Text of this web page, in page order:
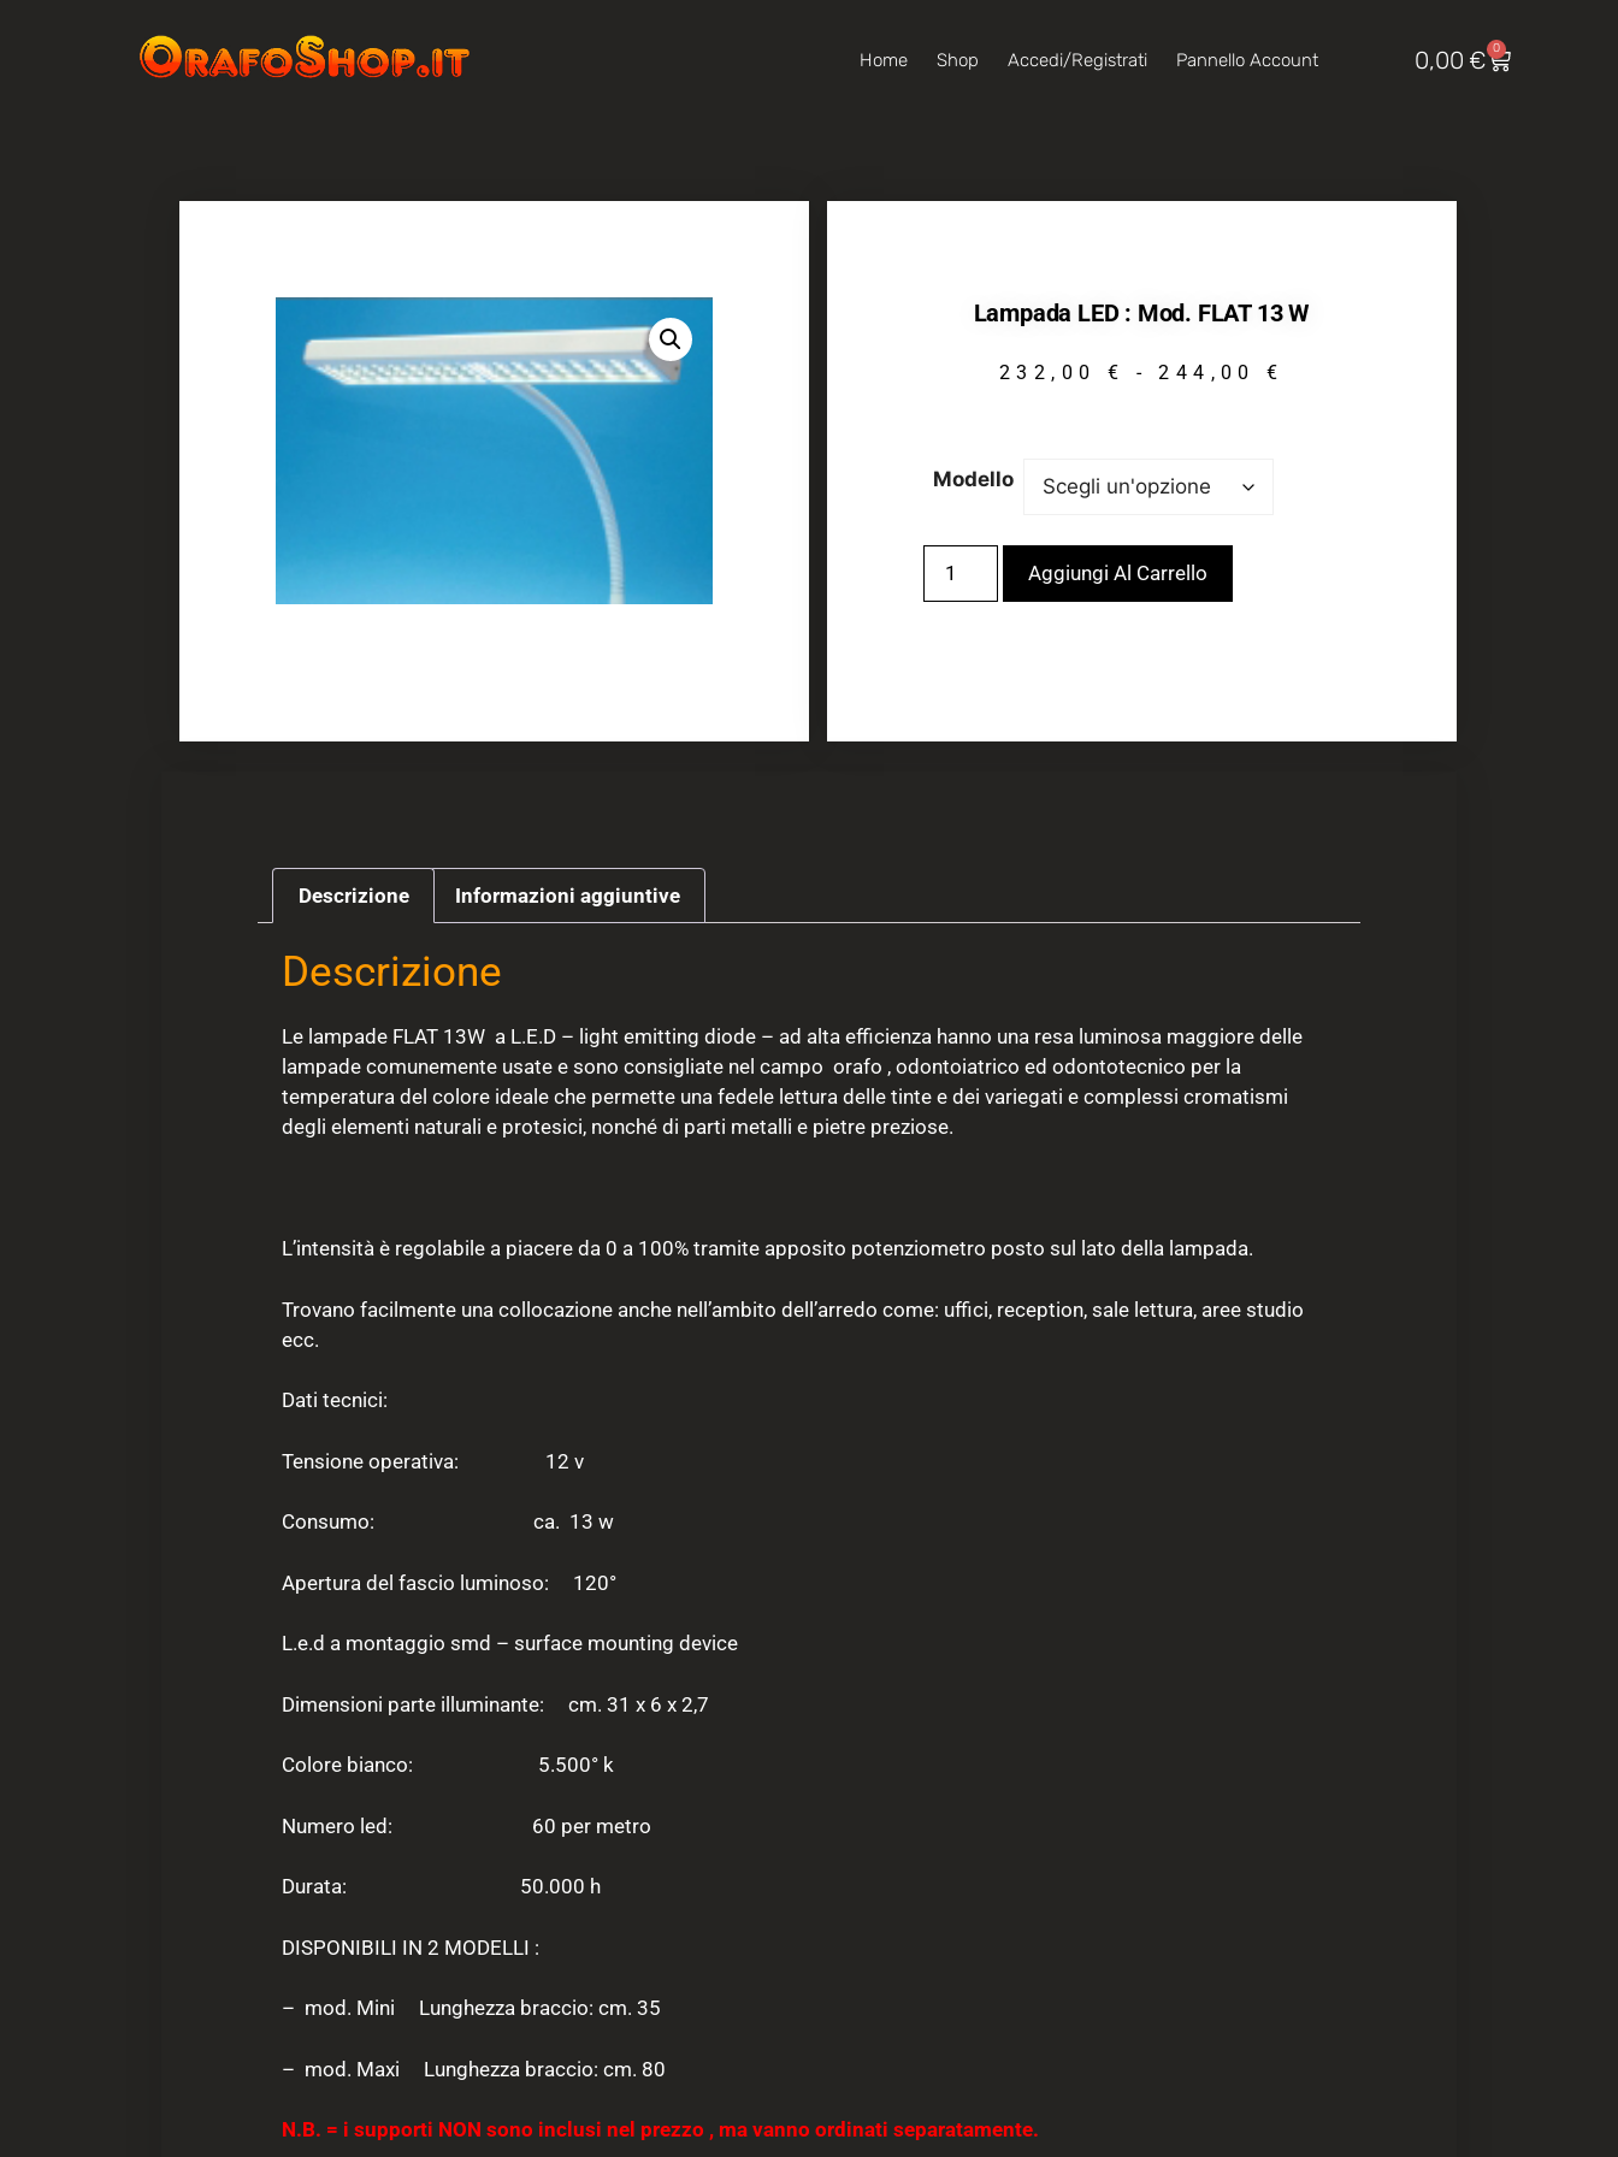
Home Shop Accedi/Registrati Pannello Account 0,00 € 0
Lampada LED : Mod. FLAT 13 W
232,00 € - 244,00€
Modello
Aggiungi Al Carrello
Descrizione Informazioni aggiuntive
Descrizione
Le lampade FLAT 13W a L.E.D – light emitting diode – ad alta efficienza hanno una resa luminosa maggiore delle
lampade comunemente usate e sono consigliate nel campo orafo , odontoiatrico ed odontotecnico per la
temperatura del colore ideale che permette una fedele lettura delle tinte e dei variegati e complessi cromatismi
degli elementi naturali e protesici, nonché di parti metalli e pietre preziose.
L’intensità è regolabile a piacere da 0 a 100% tramite apposito potenziometro posto sul lato della lampada.
Trovano facilmente una collocazione anche nell’ambito dell’arredo come: uffici, reception, sale lettura, aree studio
ecc.
Dati tecnici:
Tensione operativa: 12 v
Consumo: ca. 13 w
Apertura del fascio luminoso: 120°
L.e.d a montaggio smd – surface mounting device
Dimensioni parte illuminante: cm. 31 x 6 x 2,7
Colore bianco: 5.500° k
Numero led: 60 per metro
Durata: 50.000 h
DISPONIBILI IN 2 MODELLI :
– mod. Mini Lunghezza braccio: cm. 35
– mod. Maxi Lunghezza braccio: cm. 80
N.B. = i supporti NON sono inclusi nel prezzo , ma vanno ordinati separatamente.